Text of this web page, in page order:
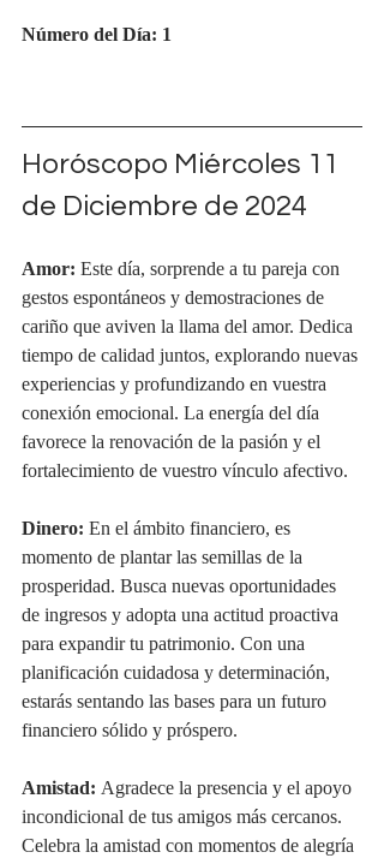
Número del Día: 1
Horóscopo Miércoles 11
de Diciembre de 2024
Amor: Este día, sorprende a tu pareja con
gestos espontáneos y demostraciones de
cariño que aviven la llama del amor. Dedica
tiempo de calidad juntos, explorando nuevas
experiencias y profundizando en vuestra
conexión emocional. La energía del día
favorece la renovación de la pasión y el
fortalecimiento de vuestro vínculo afectivo.
Dinero: En el ámbito financiero, es
momento de plantar las semillas de la
prosperidad. Busca nuevas oportunidades
de ingresos y adopta una actitud proactiva
para expandir tu patrimonio. Con una
planificación cuidadosa y determinación,
estarás sentando las bases para un futuro
financiero sólido y próspero.
Amistad: Agradece la presencia y el apoyo
incondicional de tus amigos más cercanos.
Celebra la amistad con momentos de alegría